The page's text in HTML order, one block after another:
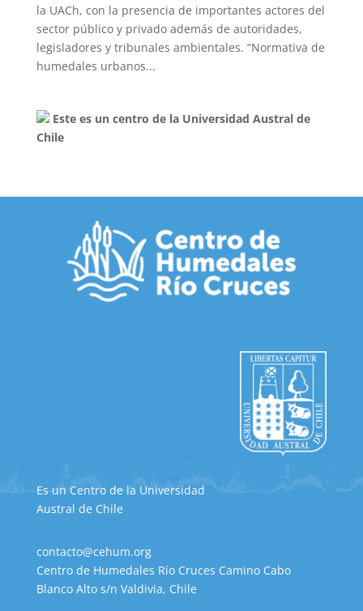
la UACh, con la presencia de importantes actores del
sector público y privado además de autoridades,
legisladores y tribunales ambientales. “Normativa de
humedales urbanos...
Este es un centro de la Universidad Austral de
Chile
Es un Centro de la Universidad
Austral de Chile
contacto@cehum.org
Centro de Humedales Río Cruces Camino Cabo
Blanco Alto s/n Valdivia, Chile